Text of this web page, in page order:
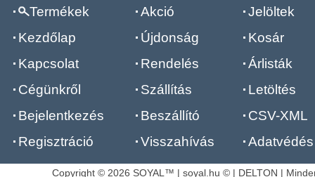
Termékek
Kezdőlap
Kapcsolat
Cégünkről
Bejelentkezés
Regisztráció
Akció
Újdonság
Rendelés
Szállítás
Beszállító
Visszahívás
Jelöltek
Kosár
Árlisták
Letöltés
CSV-XML
Adatvédés
Copyright © 2026 SOYAL™ | soyal.hu © | DELTON |